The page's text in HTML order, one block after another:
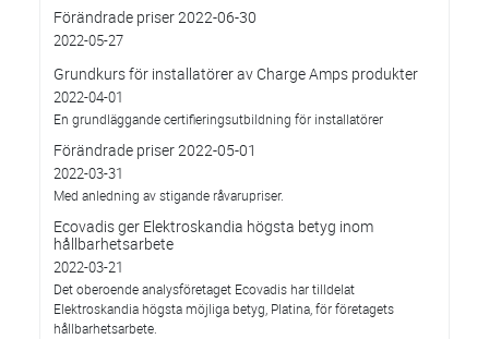
Förändrade priser 2022-06-30
2022-05-27
Grundkurs för installatörer av Charge Amps produkter
2022-04-01
En grundläggande certifieringsutbildning för installatörer
Förändrade priser 2022-05-01
2022-03-31
Med anledning av stigande råvarupriser.
Ecovadis ger Elektroskandia högsta betyg inom
hållbarhetsarbete
2022-03-21
Det oberoende analysföretaget Ecovadis har tilldelat
Elektroskandia högsta möjliga betyg, Platina, för företagets
hållbarhetsarbete.